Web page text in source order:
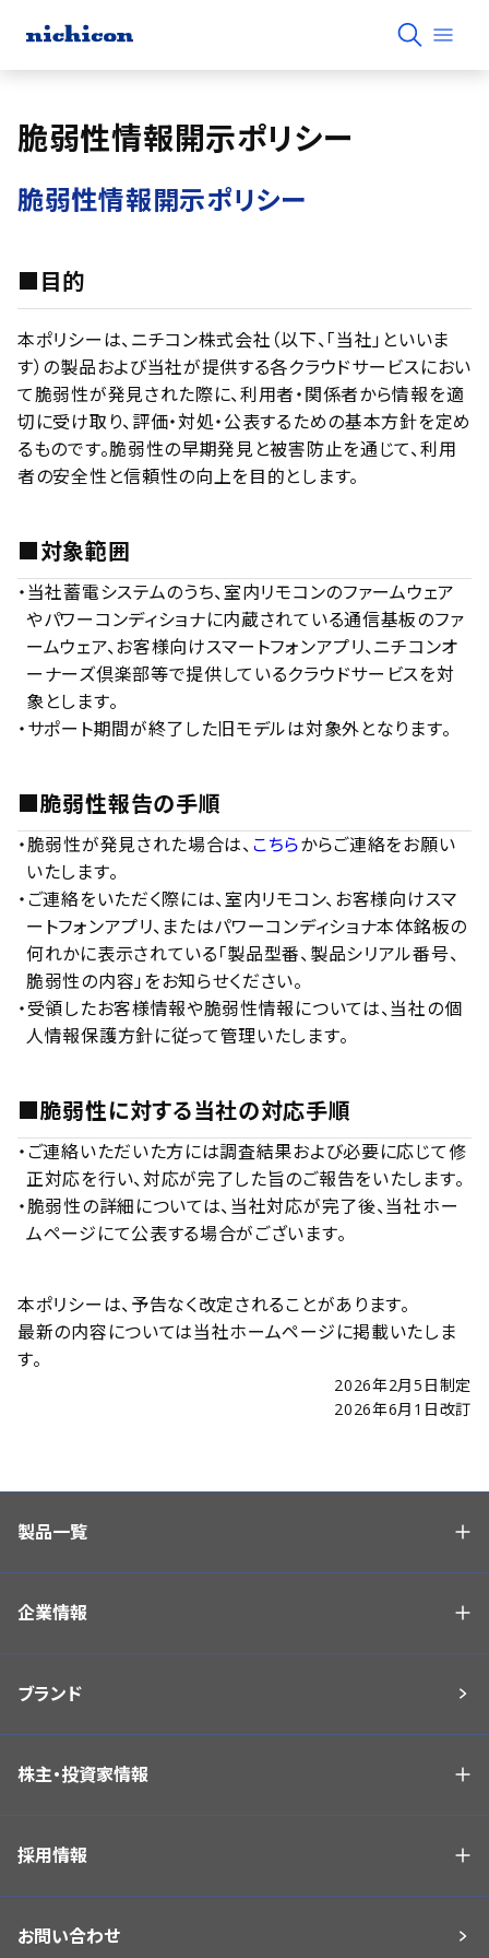
脆弱性情報開示ポリシー
脆弱性情報開示ポリシー
■目的
本ポリシーは、ニチコン株式会社（以下、「当社」といいま
す）の製品および当社が提供する各クラウドサービスにおい
て脆弱性が発見された際に、利用者・関係者から情報を適
切に受け取り、評価・対処・公表するための基本方針を定め
るものです。脆弱性の早期発見と被害防止を通じて、利用
者の安全性と信頼性の向上を目的とします。
■対象範囲
・当社蓄電システムのうち、室内リモコンのファームウェア
やパワーコンディショナに内蔵されている通信基板のファ
ームウェア、お客様向けスマートフォンアプリ、ニチコンオ
ーナーズ倶楽部等で提供しているクラウドサービスを対
象とします。
・サポート期間が終了した旧モデルは対象外となります。
■脆弱性報告の手順
・脆弱性が発見された場合は、こちらからご連絡をお願い
いたします。
・ご連絡をいただく際には、室内リモコン、お客様向けスマ
ートフォンアプリ、またはパワーコンディショナ本体銘板の
何れかに表示されている「製品型番、製品シリアル番号、
脆弱性の内容」をお知らせください。
・受領したお客様情報や脆弱性情報については、当社の個
人情報保護方針に従って管理いたします。
■脆弱性に対する当社の対応手順
・ご連絡いただいた方には調査結果および必要に応じて修
正対応を行い、対応が完了した旨のご報告をいたします。
・脆弱性の詳細については、当社対応が完了後、当社ホー
ムページにて公表する場合がございます。
本ポリシーは、予告なく改定されることがあります。
最新の内容については当社ホームページに掲載いたしま
す。
2026年2月5日制定
2026年6月1日改訂
製品一覧
企業情報
ブランド
株主・投資家情報
採用情報
お問い合わせ